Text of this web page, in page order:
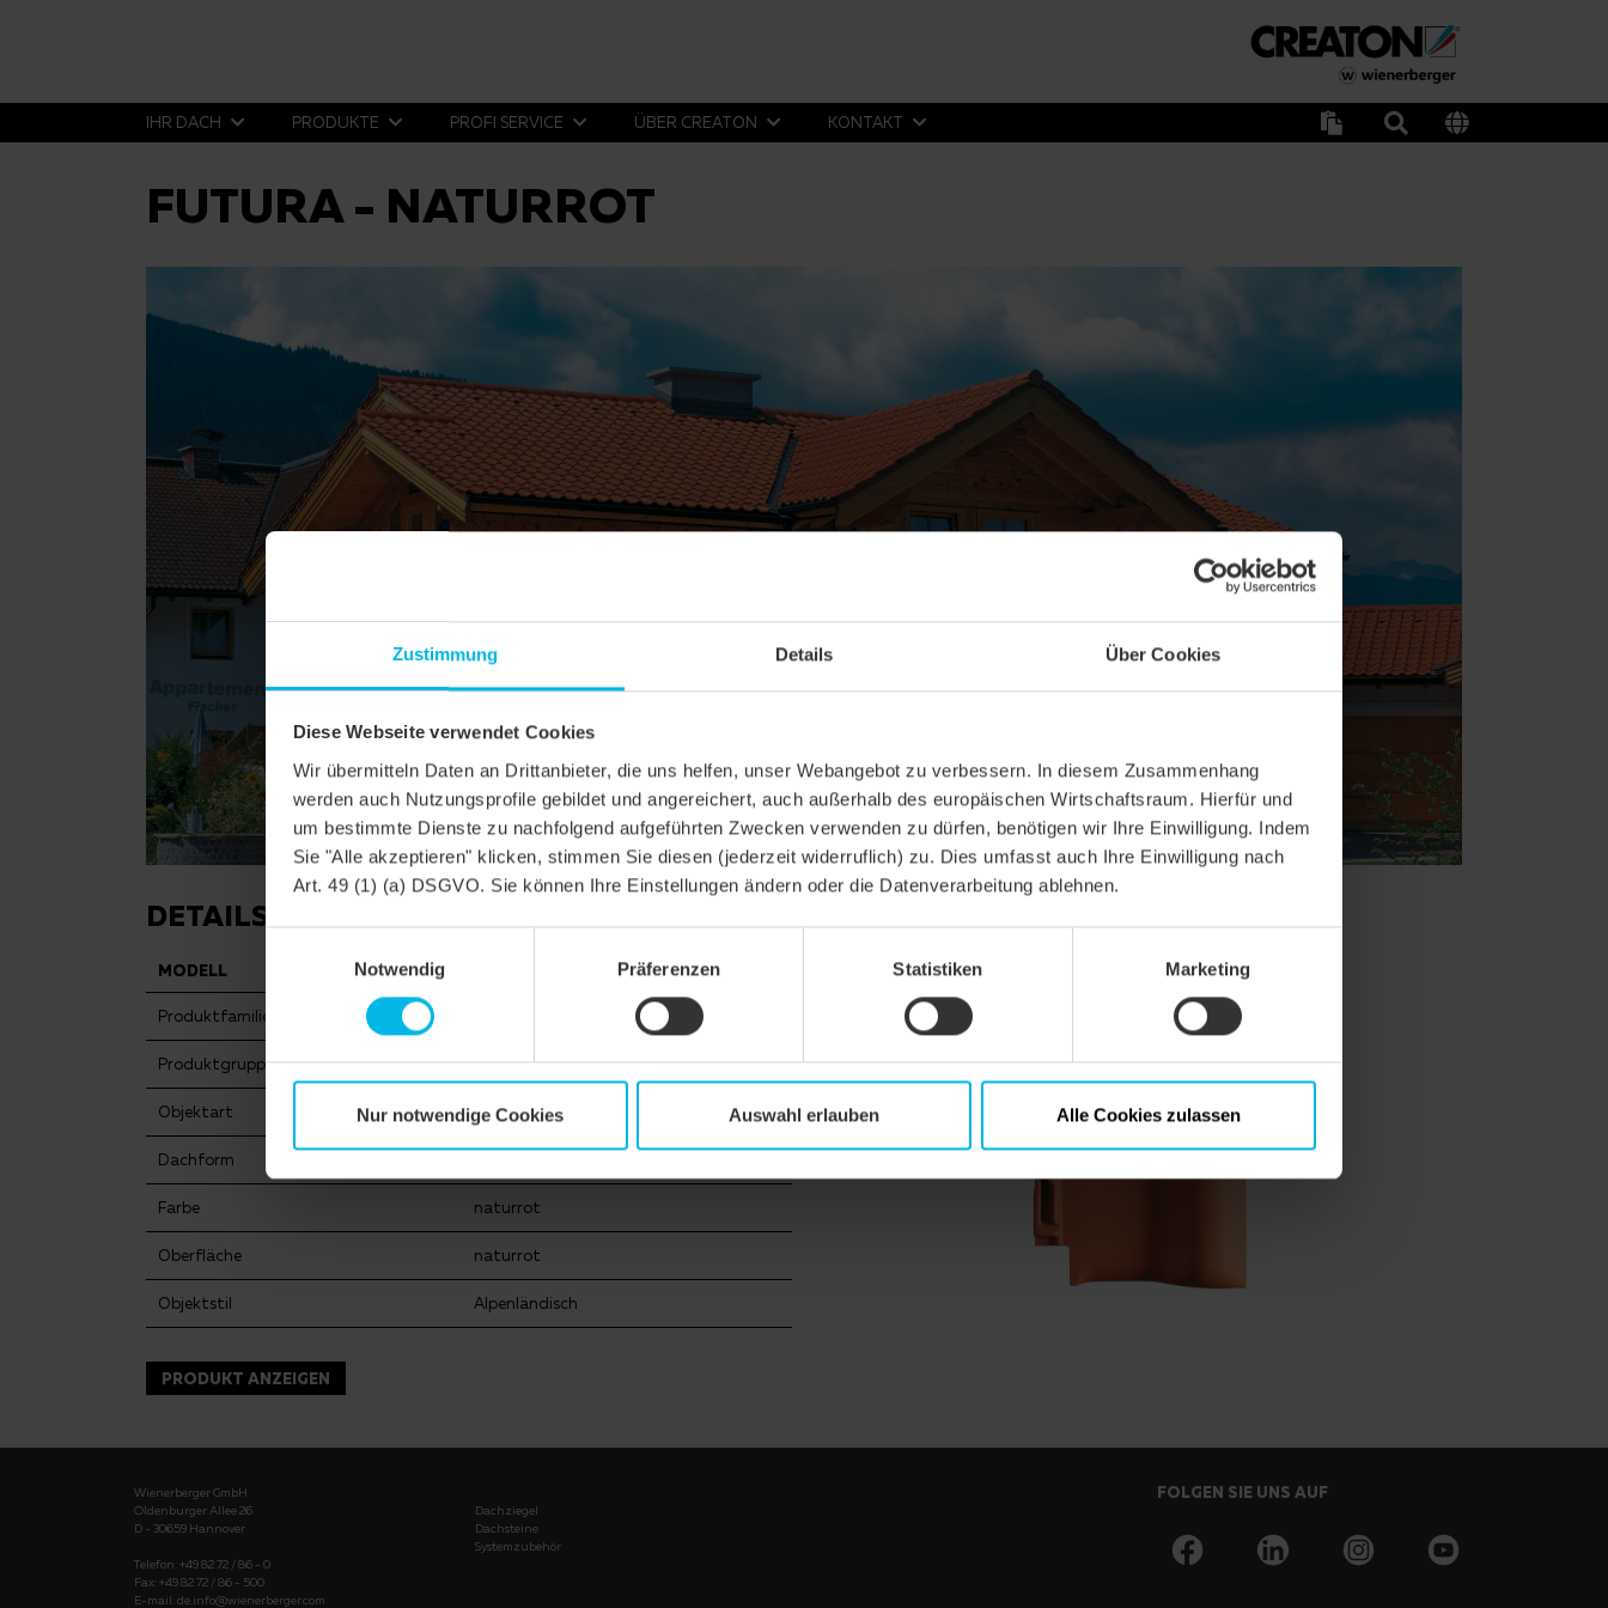
Zustimmung Details Über Cookies
Diese Webseite verwendet Cookies
Wir übermitteln Daten an Drittanbieter, die uns helfen, unser Webangebot zu verbessern. In diesem Zusammenhang
werden auch Nutzungsprofile gebildet und angereichert, auch außerhalb des europäischen Wirtschaftsraum. Hierfür und
um bestimmte Dienste zu nachfolgend aufgeführten Zwecken verwenden zu dürfen, benötigen wir Ihre Einwilligung. Indem
Sie "Alle akzeptieren" klicken, stimmen Sie diesen (jederzeit widerruflich) zu. Dies umfasst auch Ihre Einwilligung nach
Art. 49 (1) (a) DSGVO. Sie können Ihre Einstellungen ändern oder die Datenverarbeitung ablehnen.
Notwendig
Präferenzen Statistiken Marketing
Nur notwendige Cookies Auswahl erlauben Alle Cookies zulassen
IHR DACH PRODUKTE PROFI SERVICE ÜBER CREATON KONTAKT
FUTURA - NATURROT
DETAILS
MODELL
Produktfamilie
Produktgruppe Dachziegel
Objektart Einfamilienhaus
Dachform
Farbe naturrot
Oberfläche naturrot
Objektstil Alpenländisch
PRODUKT ANZEIGEN
Wienerberger GmbH
Oldenburger Allee 26
D - 30659 Hannover
Telefon: +49 82 72 / 86 - 0
Fax: +49 82 72 / 86 - 500
E-mail: de.info@wienerberger.com
Dachziegel
Dachsteine
Systemzubehör
FOLGEN SIE UNS AUF